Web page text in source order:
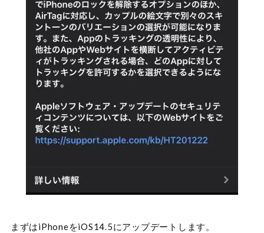
まずはiPhoneをiOS14.5にアップデートします。